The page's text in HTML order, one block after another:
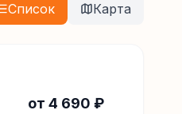
Список Карта
от 4 690 ₽